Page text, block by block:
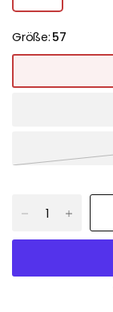
Größe: 57